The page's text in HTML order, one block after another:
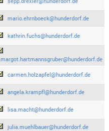
mario.ehrnboeck@hunderdorf.de
kathrin.fuchs@hunderdorf.de
margot.hartmannsgruber@hunderdorf.de
carmen.holzapfel@hunderdorf.de
angela.krampfl@hunderdorf.de
lisa.macht@hunderdorf.de
julia.muehlbauer@hunderdorf.de